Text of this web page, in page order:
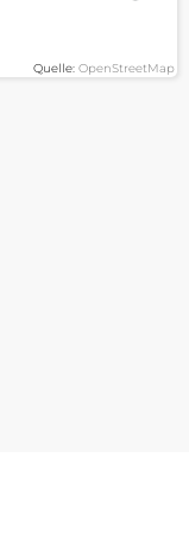
Quelle: OpenStreetMap